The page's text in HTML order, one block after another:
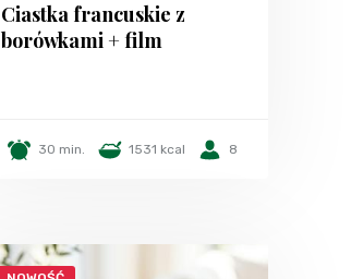
Ciastka francuskie z
borówkami + film
30 min. 1531 kcal 8